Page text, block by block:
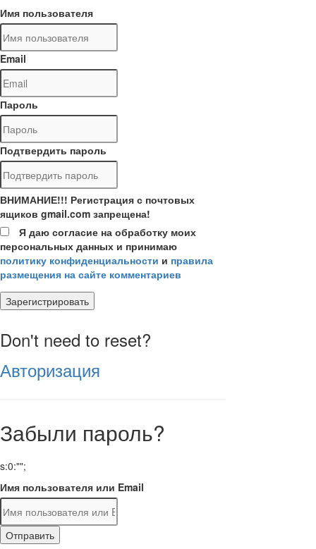
Имя пользователя
Email
Пароль
Подтвердить пароль
ВНИМАНИЕ!!! Регистрация с почтовых
ящиков gmail.com запрещена!
Я даю согласие на обработку моих
персональных данных и принимаю
политику конфиденциальности и правила
размещения на сайте комментариев
Зарегистрировать
Don't need to reset?
Авторизация
Забыли пароль?
s:0:"";
Имя пользователя или Email
Отправить